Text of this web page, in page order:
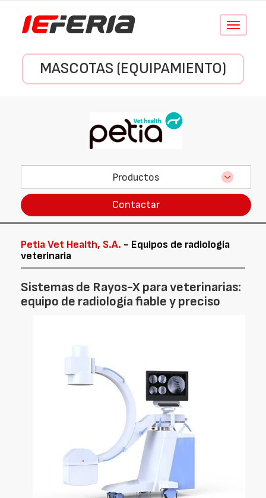
Conmutar
MASCOTAS (EQUIPAMIENTO)
Productos
Contactar
Petia Vet Health, S.A. - Equipos de radiología
veterinaria
Sistemas de Rayos-X para veterinarias:
equipo de radiología fiable y preciso